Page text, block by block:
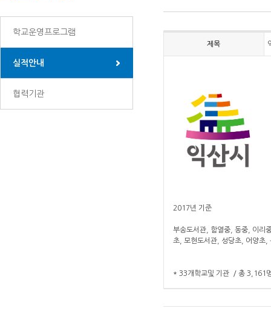
학교운영프로그램
실적안내
협력기관
제목
2017년 기준
부송도서관, 함열중, 동중, 이리
초, 모현도서관, 성당초, 어양초,
* 33개학교및 기관 / 총 3,161